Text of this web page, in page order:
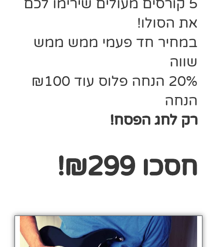
5 קורסים מעולים שירימו לכם
את הסולו!
במחיר חד פעמי ממש ממש
שווה
20% הנחה פלוס עוד ₪100
הנחה
רק לחג הפסח!
חסכו ₪299!